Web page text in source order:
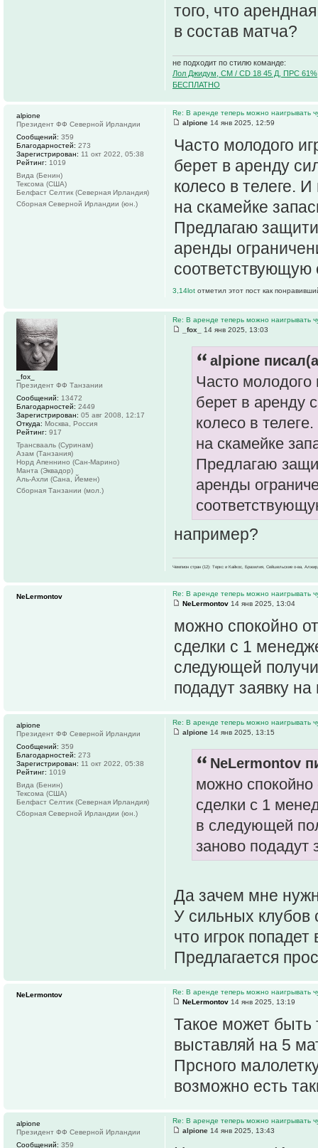
того, что
в состав матча?
не подходит по стилю команде:
Лол Джидум, CM / CD 18 45 Д, ПРС
БЕСПЛАТНО
Re: В аренде теперь можно наигрывать
alpione 14 янв 2025, 12:59
Часто молодого
берет в аренду
колесо в телеге.
на скамейке
Предлагаю
аренды
соответствующую
3,14lot отметил этот пост как
alpione
Президент ФФ Северной Ирландии
Сообщений: 359
Благодарностей: 273
Зарегистрирован: 11 окт 2022, 05:38
Рейтинг: 1019
Вида (Бенин)
Тексома (США)
Белфаст Селтик (Северная Ирландия)
Сборная Северной Ирландии (юн.)
Re: В аренде теперь можно наигрывать
_fox_
14 янв 2025, 13:03
alpione
Часто молодого
берет в аренду
колесо в
на скамейке
Предлагаю
аренды
например?
Чемпион стран (12): Теркс и Кайкос, Бразилия, Сейшельские о-ва,
_fox_
Президент ФФ Танзании
Сообщений: 13472
Благодарностей: 2449
Зарегистрирован: 05 авг 2008, 12:17
Откуда: Москва, Россия
Рейтинг: 917
Трансвааль (Суринам)
Азам (Танзания)
Норд Апеннино (Сан-Марино)
Манта (Эквадор)
Аль-Ахли (Сана, Йемен)
Сборная Танзании (мол.)
Re: В аренде теперь можно наигрывать
NeLermontov 14 янв 2025, 13:04
можно спокойно
сделки с 1
следующей
подадут заявку на
NeLermontov
Re: В аренде теперь можно наигрывать
alpione 14 янв 2025, 13:15
NeLermontov
можно спокойно
сделки с 1
в следующей
заново подадут
Да зачем мне
У сильных клубов
что игрок
Предлагается
alpione
Президент ФФ Северной Ирландии
Сообщений: 359
Благодарностей: 273
Зарегистрирован: 11 окт 2022, 05:38
Рейтинг: 1019
Вида (Бенин)
Тексома (США)
Белфаст Селтик (Северная Ирландия)
Сборная Северной Ирландии (юн.)
Re: В аренде теперь можно наигрывать
NeLermontov 14 янв 2025, 13:19
Такое может быть
выставляй на 5
Прсного
возможно есть
NeLermontov
Re: В аренде теперь можно наигрывать
alpione 14 янв 2025, 13:43
alpione
Президент ФФ Северной Ирландии
Сообщений: 359